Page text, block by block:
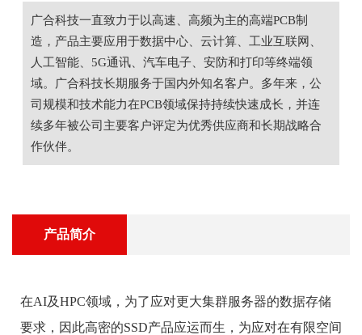
广合科技一直致力于以高速、高频为主的高端PCB制
造，产品主要应用于数据中心、云计算、工业互联网、
人工智能、5G通讯、汽车电子、安防和打印等终端领
域。广合科技长期服务于国内外知名客户。多年来，公
司规模和技术能力在PCB领域保持持续快速成长，并连
续多年被公司主要客户评定为优秀供应商和长期战略合
作伙伴。
产品简介
在AI及HPC领域，为了应对更大集群服务器的数据存储
要求，因此高密的SSD产品应运而生，为应对在有限空间